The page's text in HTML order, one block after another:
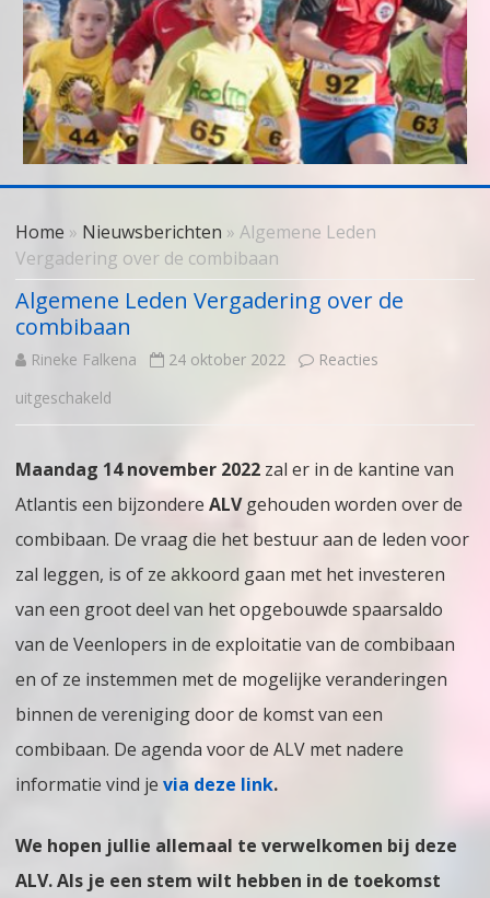
content
Home » Nieuwsberichten » Algemene Leden
Vergadering over de combibaan
Algemene Leden Vergadering over de
combibaan
Rineke Falkena 24 oktober 2022
Reacties
uitgeschakeld
Leden
Vergadering
over
de
Maandag 14 november 2022 zal er in de kantine van
Atlantis een bijzondere ALVgehouden worden over de
combibaan. De vraag die het bestuur aan de leden voor
zal leggen, is of ze akkoord gaan met het investeren
van een groot deel van het opgebouwde spaarsaldo
van de Veenlopers in de exploitatie van de combibaan
en of ze instemmen met de mogelijke veranderingen
binnen de vereniging door de komst van een
combibaan. De agenda voor de ALV met nadere
informatie vind je via deze link.
We hopen jullie allemaal te verwelkomen bij deze
ALV. Als je een stem wilt hebben in de toekomst